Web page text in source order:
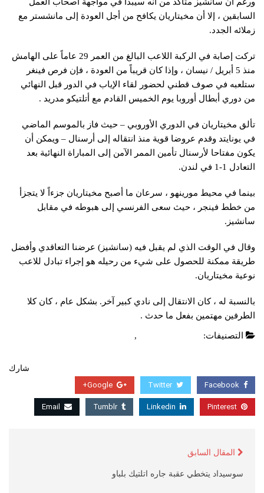
السابقين ، إلا أن مخيتاريان يكافح من أجل العودة إلى مانشستر مع
زملائه الجدد.
تركت إصابة في الركبة اللاعب البالغ من العمر 29 عاماً على الهامش
منذ 5 أبريل / نيسان ، وإذا كان قريباً من العودة ، فإن فرص فينغر
ستلعبه في صوف قطني لحضور لقاء الإياب في الدور قبل النهائي
من دوري أبطال أوروبا يوم الخميس القادم مع أتلتيكو مدريد .
تألق مخيتاريان في الدوري الأوروبي – حيث فاز بالموسم الماضي
في يونايتد وقدم عروضا قوية منذ انتقاله إلى أرسنال – ويمكن أن
يكون مفتاحا لأرسنال تأمين الممر الآمن إلى المباراة النهائية بعد
التعادل 1-1 في لندن.
بينما في محيط مورينهو ، سرعان ما أصبح مخيتاريان جزءاً لا يتجزأ
من خطط فينجر ، حيث سعى الفرنسي إلى هبوطه في مقابل
سانشيز.
وقال في الوقت الذي لم يقبل فيه (سانشيز) عرضنا التعاقدي وأفضل
طريقة ممكنة للحصول على شيء من رحيله هو إجراء تبادل للاعب
نوعية مخيتاريان.
بالنسبة له ، كان الانتقال إلى نادي كبير آخر. بشكل عام ، كان كلا
الطرفين مهتمين بفعل ما حدث .
التصنيفات: ,
شارك
Facebook
Twitter
Google+
Pinterest
Linkedin
Tumblr
Email
المقال السابق
سوسيداد يتخطي عقبة جاره اتلتيك بلباو